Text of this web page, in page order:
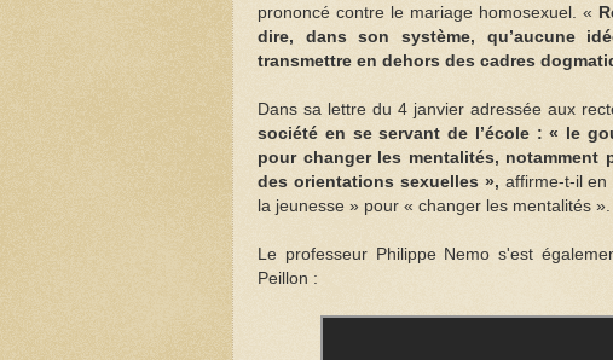
prononcé contre le mariage homosexuel. «
dire, dans son système, qu’aucune
transmettre en dehors des cadres
Dans sa lettre du 4 janvier adressée aux
société en se servant de l’école : « le
pour changer les mentalités, notamment
des orientations sexuelles », affirme-t-il en
la jeunesse » pour « changer les mentalités
Le professeur Philippe Nemo s'est
Peillon :